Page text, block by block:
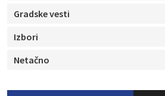
Gradske vesti
Izbori
Netačno